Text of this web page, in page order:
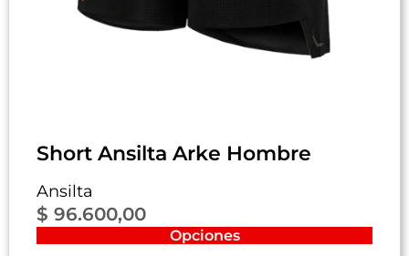
Short Ansilta Arke Hombre
Ansilta
$ 96.600,00
Opciones